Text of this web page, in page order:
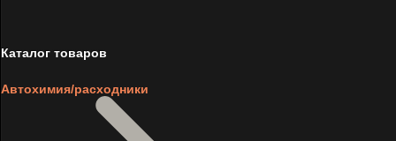
Каталог товаров
Автохимия/расходники